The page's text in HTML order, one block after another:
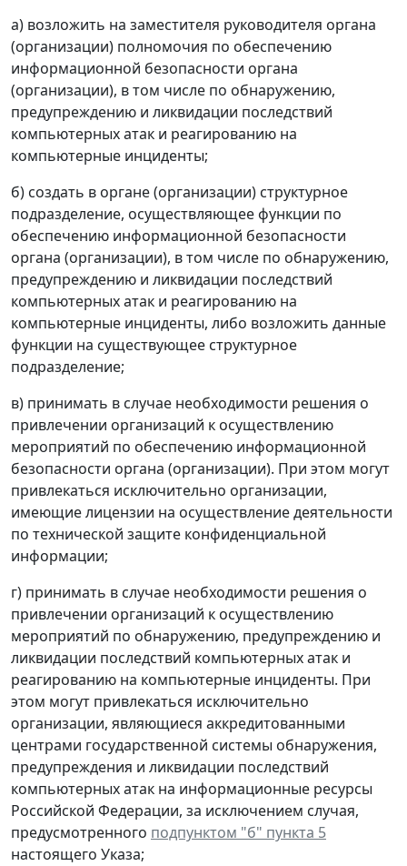
а) возложить на заместителя руководителя органа
(организации) полномочия по обеспечению
информационной безопасности органа
(организации), в том числе по обнаружению,
предупреждению и ликвидации последствий
компьютерных атак и реагированию на
компьютерные инциденты;
б) создать в органе (организации) структурное
подразделение, осуществляющее функции по
обеспечению информационной безопасности
органа (организации), в том числе по обнаружению,
предупреждению и ликвидации последствий
компьютерных атак и реагированию на
компьютерные инциденты, либо возложить данные
функции на существующее структурное
подразделение;
в) принимать в случае необходимости решения о
привлечении организаций к осуществлению
мероприятий по обеспечению информационной
безопасности органа (организации). При этом могут
привлекаться исключительно организации,
имеющие лицензии на осуществление деятельности
по технической защите конфиденциальной
информации;
г) принимать в случае необходимости решения о
привлечении организаций к осуществлению
мероприятий по обнаружению, предупреждению и
ликвидации последствий компьютерных атак и
реагированию на компьютерные инциденты. При
этом могут привлекаться исключительно
организации, являющиеся аккредитованными
центрами государственной системы обнаружения,
предупреждения и ликвидации последствий
компьютерных атак на информационные ресурсы
Российской Федерации, за исключением случая,
предусмотренного подпунктом "б" пункта 5
настоящего Указа;